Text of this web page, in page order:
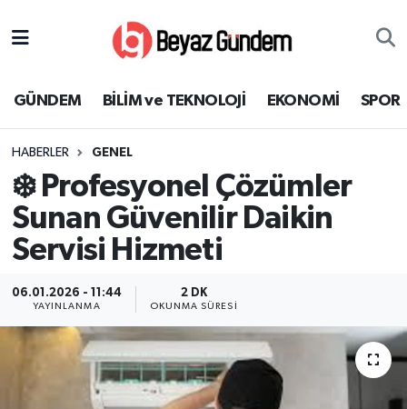
GÜNDEM BİLİM ve TEKNOLOJİ EKONOMİ SPOR
HABERLER GENEL
❄️ Profesyonel Çözümler
Sunan Güvenilir Daikin
Servisi Hizmeti
06.01.2026 - 11:44
YAYINLANMA
2 DK
OKUNMA SÜRESI
EKONOMİ
SAĞLIK
EĞİTİM
KÜLTÜR SANAT
MAGAZİN
Süper Lig Puan Durumu ve Fikstür
Tüm Manşetler
Son Dakika Haberleri
Haber Arşivi